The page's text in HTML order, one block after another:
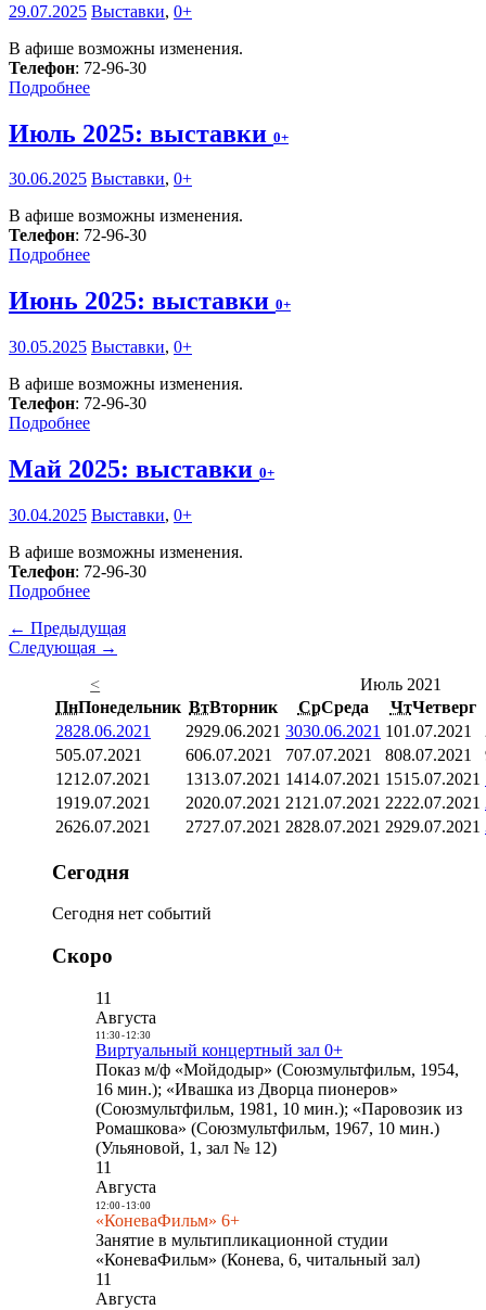
29.07.2025 Выставки, 0+
В афише возможны изменения.
Телефон: 72-96-30
Подробнее
Июль 2025: выставки 0+
30.06.2025 Выставки, 0+
В афише возможны изменения.
Телефон: 72-96-30
Подробнее
Июнь 2025: выставки 0+
30.05.2025 Выставки, 0+
В афише возможны изменения.
Телефон: 72-96-30
Подробнее
Май 2025: выставки 0+
30.04.2025 Выставки, 0+
В афише возможны изменения.
Телефон: 72-96-30
Подробнее
← Предыдущая
Следующая →
<
Июль 2021
ПнПонедельник ВтВторник СрСреда ЧтЧетверг
2828.06.2021 2929.06.2021 3030.06.2021 101.07.2021
505.07.2021 606.07.2021 707.07.2021 808.07.2021
1212.07.2021 1313.07.2021 1414.07.2021 1515.07.2021
1919.07.2021 2020.07.2021 21 21.07.2021 2222.07.2021
2626.07.2021 2727.07.2021 2828.07.2021 2929.07.2021
Сегодня
Сегодня нет событий
Скоро
11
Августа
11:30- 12:30
Виртуальный концертный зал 0+
Показ м/ф «Мойдодыр» (Союзмультфильм, 1954,
16 мин.); «Ивашка из Дворца пионеров»
(Союзмультфильм, 1981, 10 мин.); «Паровозик из
Ромашкова» (Союзмультфильм, 1967, 10 мин.)
(Ульяновой, 1, зал № 12)
11
Августа
12:00- 13:00
«КоневаФильм» 6+
Занятие в мультипликационной студии
«КоневаФильм» (Конева, 6, читальный зал)
11
Августа